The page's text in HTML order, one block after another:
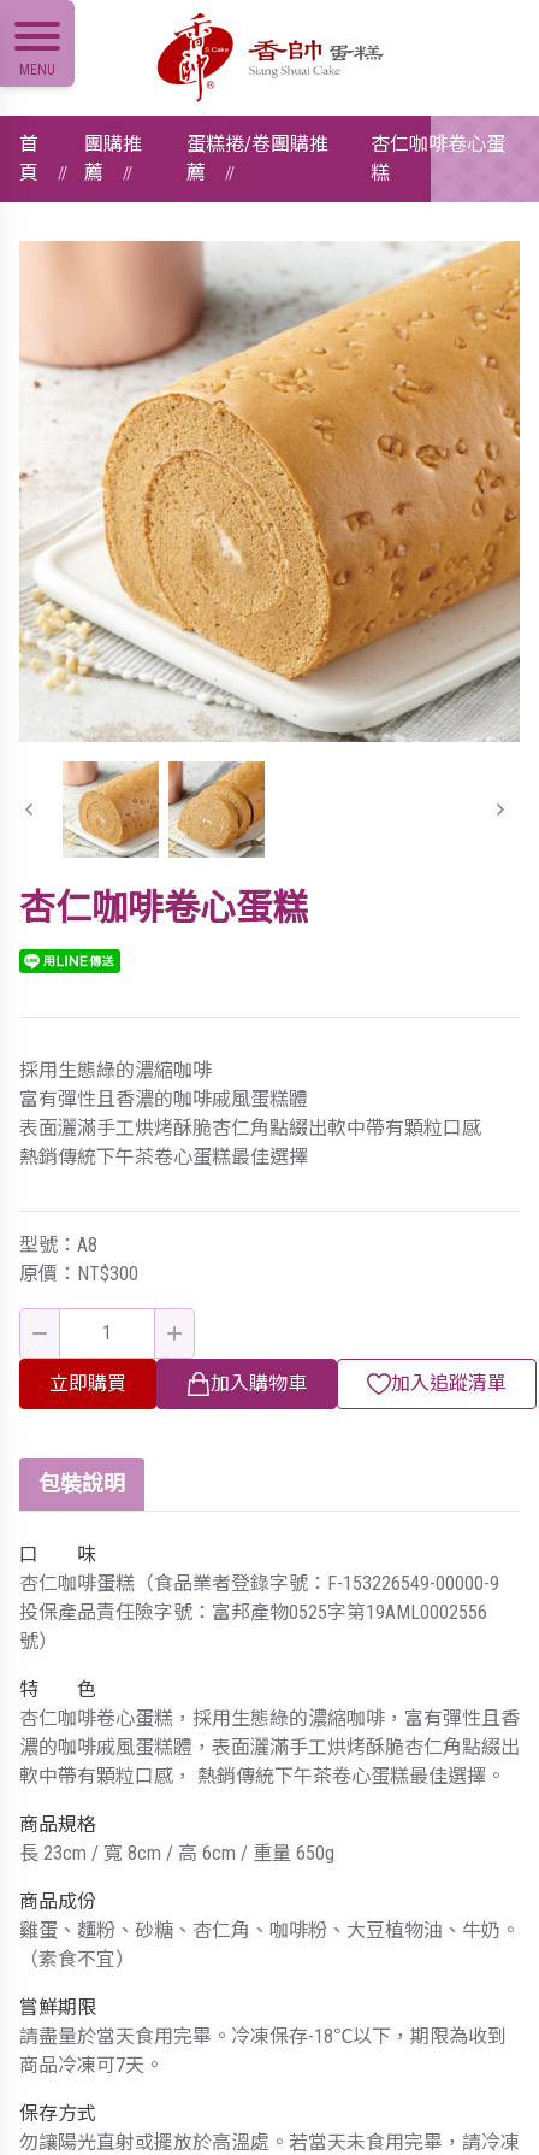
MENU
首
頁
團購推
薦
蛋糕捲/卷團購推
薦
杏仁咖啡卷心蛋
糕
杏仁咖啡卷心蛋糕
採用生態綠的濃縮咖啡
富有彈性且香濃的咖啡戚風蛋糕體
表面灑滿手工烘烤酥脆杏仁角點綴出軟中帶有顆粒口感
熱銷傳統下午茶卷心蛋糕最佳選擇
型號：A8
原價：NT$300
立即購買 加入購物車 加入追蹤清單
包裝說明
口 味
杏仁咖啡蛋糕（食品業者登錄字號：F-153226549-00000-9
投保產品責任險字號：富邦產物0525字第19AML0002556
號）
特 色
杏仁咖啡卷心蛋糕，採用生態綠的濃縮咖啡，富有彈性且香
濃的咖啡戚風蛋糕體，表面灑滿手工烘烤酥脆杏仁角點綴出
軟中帶有顆粒口感， 熱銷傳統下午茶卷心蛋糕最佳選擇。
商品規格
長 23cm / 寬 8cm / 高 6cm / 重量 650g
商品成份
雞蛋、麵粉、砂糖、杏仁角、咖啡粉、大豆植物油、牛奶。
（素食不宜）
嘗鮮期限
請盡量於當天食用完畢。冷凍保存-18℃以下，期限為收到
商品冷凍可7天。
保存方式
勿讓陽光直射或擺放於高溫處。若當天未食用完畢，請冷凍